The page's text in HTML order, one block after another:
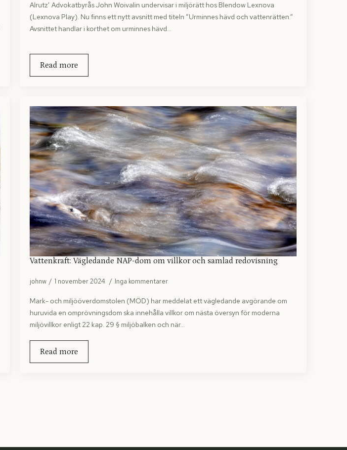
Alrutz’ Advokatbyrås John Woivalin undervisar i miljörätt hos Blendow Lexnova
(Lexnova Play). Nu finns ett nytt avsnitt med titeln ”Urminnes hävd och vattenrätten.”
Avsnittet handlar i korthet om urminnes hävd…
Read more
Vattenkraft: Vägledande NAP-dom om villkor och samlad redovisning
johnw 1 november 2024 Inga kommentarer
Mark- och miljööverdomstolen (MÖD) har meddelat ett vägledande avgörande om
huruvida en omprövningsdom ska innehålla villkor om nästa översyn för moderna
miljövillkor enligt 22 kap. 29 § miljöbalken och när…
Read more